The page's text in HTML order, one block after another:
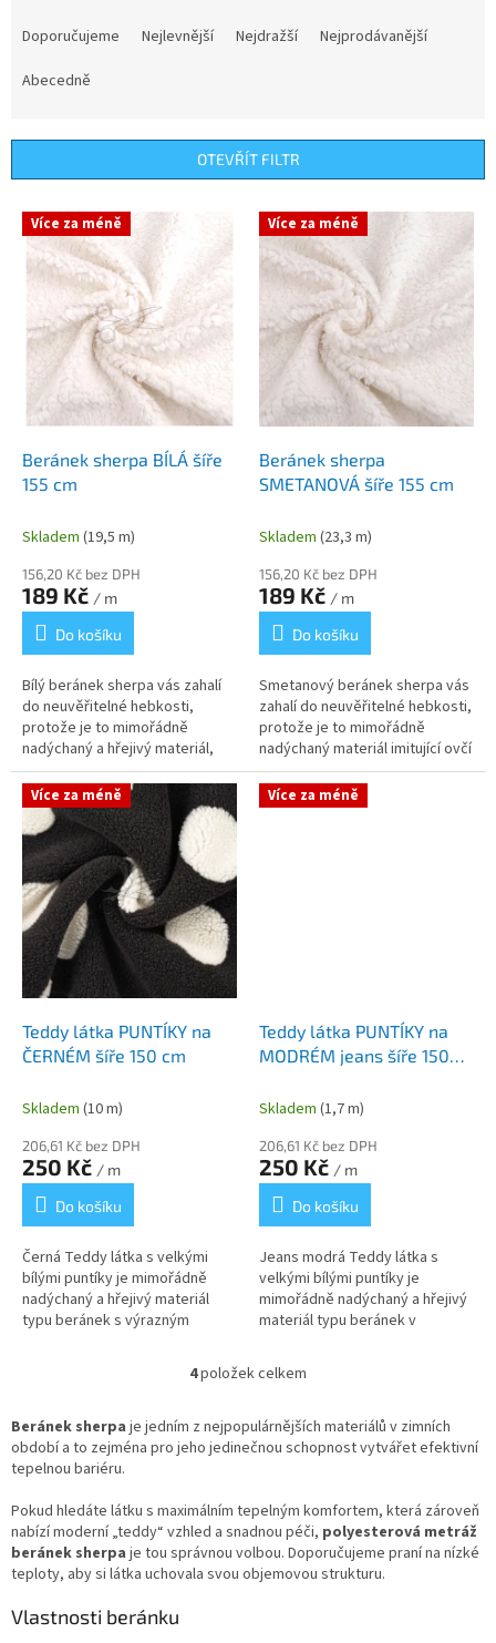
r
Doporučujeme Nejlevnější Nejdražší
Nejprodávanější
Abecedně
OTEVŘÍT FILTR
V Více za méně
Beránek sherpa BÍLÁ šíře
155 cm
Skladem (19,5 m)
156,20 Kč bez DPH
189 Kč / m
Do košíku
Bílý beránek sherpa vás zahalí
do neuvěřitelné hebkosti,
protože je to mimořádně
nadýchaný a hřejivý materiál,
který věrně imituje ovčí rouno.
Ideální pro šití hřejivých mikin,...
Více za méně
Beránek sherpa
SMETANOVÁ šíře 155 cm
Skladem (23,3 m)
156,20 Kč bez DPH
189 Kč / m
Do košíku
Smetanový beránek sherpa vás
zahalí do neuvěřitelné hebkosti,
protože je to mimořádně
nadýchaný materiál imitující ovčí
rouno. Ideální jako hřejivá
podšívka do bund nebo v...
Více za méně
Teddy látka PUNTÍKY na
ČERNÉM šíře 150 cm
Skladem (10 m)
206,61 Kč bez DPH
250 Kč / m
Do košíku
Černá Teddy látka s velkými
bílými puntíky je mimořádně
nadýchaný a hřejivý materiál
typu beránek s výrazným
Více za méně
Teddy látka PUNTÍKY na
MODRÉM jeans šíře 150
Skladem (1,7 m)
206,61 Kč bez DPH
250 Kč / m
Do košíku
Jeans modrá Teddy látka s
velkými bílými puntíky je
mimořádně nadýchaný a hřejivý
materiál typu beránek v
struktuře a velikosti vzoru je
ideální...
O
l
á
c
í
p
r
4položek celkem
Beránek sherpa je jedním z nejpopulárnějších materiálů v zimních
období a to zejména pro jeho jedinečnou schopnost vytvářet efektivní
tepelnou bariéru.
Pokud hledáte látku s maximálním tepelným komfortem, která zároveň
nabízí moderní „teddy“ vzhled a snadnou péči, polyesterová metráž
beránek sherpa je tou správnou volbou. Doporučujeme praní na nízké
teploty, aby si látka uchovala svou objemovou strukturu.
Vlastnosti beránku